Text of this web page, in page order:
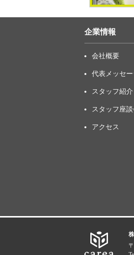
企業情報
会社概要
代表メッセー
スタッフ紹介
スタッフ座談
アクセス